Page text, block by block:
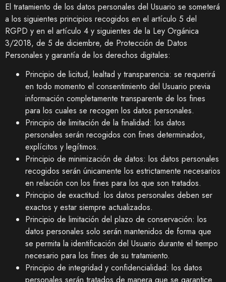
El tratamiento de los datos personales del Usuario se someterá
a los siguientes principios recogidos en el artículo 5 del
RGPD y en el artículo 4 y siguientes de la Ley Orgánica
3/2018, de 5 de diciembre, de Protección de Datos
Personales y garantía de los derechos digitales:
Principio de licitud, lealtad y transparencia: se requerirá
en todo momento el consentimiento del Usuario previa
información completamente transparente de los fines
para los cuales se recogen los datos personales.
Principio de limitación de la finalidad: los datos
personales serán recogidos con fines determinados,
explícitos y legítimos.
Principio de minimización de datos: los datos personales
recogidos serán únicamente los estrictamente necesarios
en relación con los fines para los que son tratados.
Principio de exactitud: los datos personales deben ser
exactos y estar siempre actualizados.
Principio de limitación del plazo de conservación: los
datos personales solo serán mantenidos de forma que
se permita la identificación del Usuario durante el tiempo
necesario para los fines de su tratamiento.
Principio de integridad y confidencialidad: los datos